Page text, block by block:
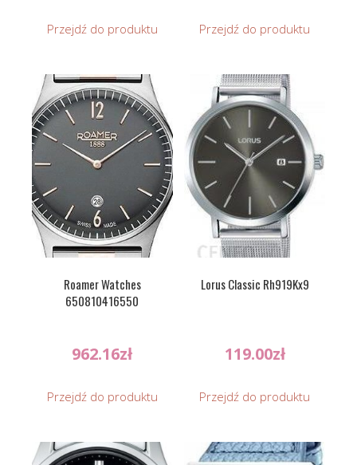
Przejdź do produktu Przejdź do produktu
Roamer Watches
650810416550
962.16zł
Przejdź do produktu
Lorus Classic Rh919Kx9
119.00zł
Przejdź do produktu